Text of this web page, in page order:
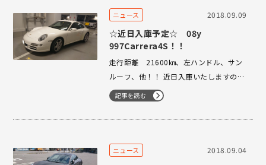
ニュース 2018.09.09
☆近日入庫予定☆ 08y
997Carrera4S！！
走行距離 21600㎞、左ハンドル、サン
ルーフ、他！！ 近日入庫いたしますので
気になる方、お問合せお待ちいたしてお
ります。 03-3224-1121までお電話くだ
さいませ！
記事を読む
ニュース 2018.09.04